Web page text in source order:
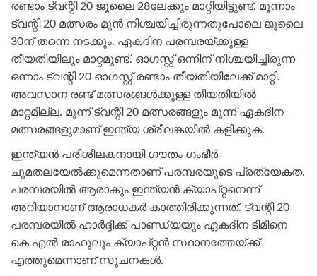
രണ്ടാം ട്വന്റി 20 ജൂലൈ 28ലേക്കും മാറ്റിയിട്ടുണ്ട്. മൂന്നാം
ട്വന്റി 20 മത്സരം മുൻ നിശ്ചയിച്ചിരുന്നതുപോലെ ജൂലെെ
30ന് തന്നെ നടക്കും. ഏകദിന പരമ്പരയ്‌ക്കുള്ള
തീയതിയിലും മാറ്റമുണ്ട്. ഓ​ഗസ്റ്റ് ഒന്നിന് നിശ്ചയിച്ചിരുന്ന
ഒന്നാം ട്വന്റി 20 ഓ​ഗസ്റ്റ് രണ്ടാം തീയതിയിലേക്ക് മാറ്റി.
അവസാന രണ്ട് മത്സരങ്ങൾക്കുള്ള തീയതിയിൽ
മാറ്റമില്ല. മൂന്ന് ട്വന്റി 20 മത്സരങ്ങളും മൂന്ന് ഏകദിന
മത്സരങ്ങളുമാണ് ഇന്ത്യ ശ്രീലങ്കയിൽ കളിക്കുക.
ഇന്ത്യൻ പരിശീലകനായി ​ഗൗതം ​ഗംഭീർ
ചുമതലയേൽക്കുമെന്നതാണ് പരമ്പരയുടെ പ്രത്യേകത.
പരമ്പരയിൽ ആരാകും ഇന്ത്യൻ ക്യാപ്റ്റനെന്ന്
അറിയാനാണ് ആരാധകർ കാത്തിരിക്കുന്നത്. ട്വന്റി 20
പരമ്പരയിൽ ഹാർദ്ദിക്ക് പാണ്ഡ്യയും ഏകദിന ടീമിനെ
കെ എൽ രാഹുലും ക്യാപ്റ്റൻ സ്ഥാനത്തേയ്‌ക്ക്
എത്തുമെന്നാണ് സൂചനകൾ.